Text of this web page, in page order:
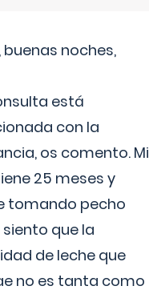
buenas noches,
está
con la
os comento. Mi
25 meses y
tomando pecho
que la
de leche que
no es tanta como